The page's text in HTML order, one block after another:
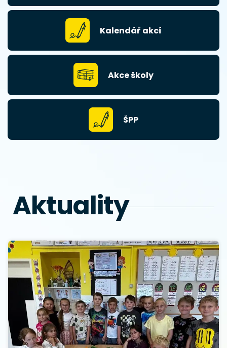
Kalendář akcí
Akce školy
ŠPP
Aktuality